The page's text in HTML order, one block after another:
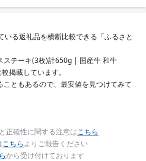
る返礼品を横断比較できる「ふるさと
ステーキ(3枚)計650g | 国産牛 和牛
掲載しています。
ともあるので、最安値を見つけてみて
正確性に関する注意はこちら
こちらよりご報告ください
から受け付けております